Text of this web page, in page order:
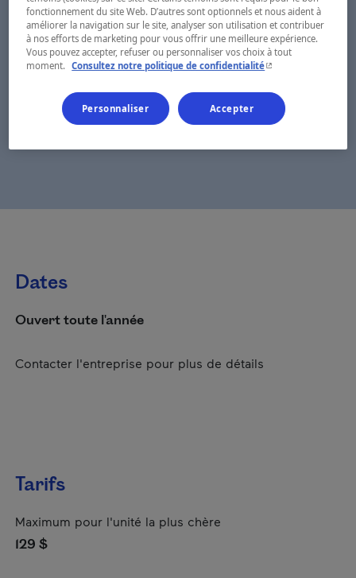
Dates
Ouvert toute l'année
Contacter l'entreprise pour plus de détails
Tarifs
Maximum pour l'unité la plus chère
129 $
fonctionnement du site Web. D’autres sont optionnels et nous aident à
améliorer la navigation sur le site, analyser son utilisation et contribuer
à nos efforts de marketing pour vous offrir une meilleure expérience.
Vous pouvez accepter, refuser ou personnaliser vos choix à tout
moment. Consultez notre politique de confidentialité- Cet hyperlien
Personnaliser Accepter